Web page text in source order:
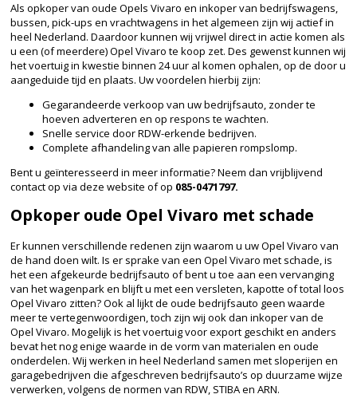
Als opkoper van oude Opels Vivaro en inkoper van bedrijfswagens,
bussen, pick-ups en vrachtwagens in het algemeen zijn wij actief in
heel Nederland. Daardoor kunnen wij vrijwel direct in actie komen als
u een (of meerdere) Opel Vivaro te koop zet. Des gewenst kunnen wij
het voertuig in kwestie binnen 24 uur al komen ophalen, op de door u
aangeduide tijd en plaats. Uw voordelen hierbij zijn:
Gegarandeerde verkoop van uw bedrijfsauto, zonder te
hoeven adverteren en op respons te wachten.
Snelle service door RDW-erkende bedrijven.
Complete afhandeling van alle papieren rompslomp.
Bent u geïnteresseerd in meer informatie? Neem dan vrijblijvend
contact op via deze website of op 085-0471797.
Opkoper oude Opel Vivaro met schade
Er kunnen verschillende redenen zijn waarom u uw Opel Vivaro van
de hand doen wilt. Is er sprake van een Opel Vivaro met schade, is
het een afgekeurde bedrijfsauto of bent u toe aan een vervanging
van het wagenpark en blijft u met een versleten, kapotte of total loos
Opel Vivaro zitten? Ook al lijkt de oude bedrijfsauto geen waarde
meer te vertegenwoordigen, toch zijn wij ook dan inkoper van de
Opel Vivaro. Mogelijk is het voertuig voor export geschikt en anders
bevat het nog enige waarde in de vorm van materialen en oude
onderdelen. Wij werken in heel Nederland samen met sloperijen en
garagebedrijven die afgeschreven bedrijfsauto’s op duurzame wijze
verwerken, volgens de normen van RDW, STIBA en ARN.